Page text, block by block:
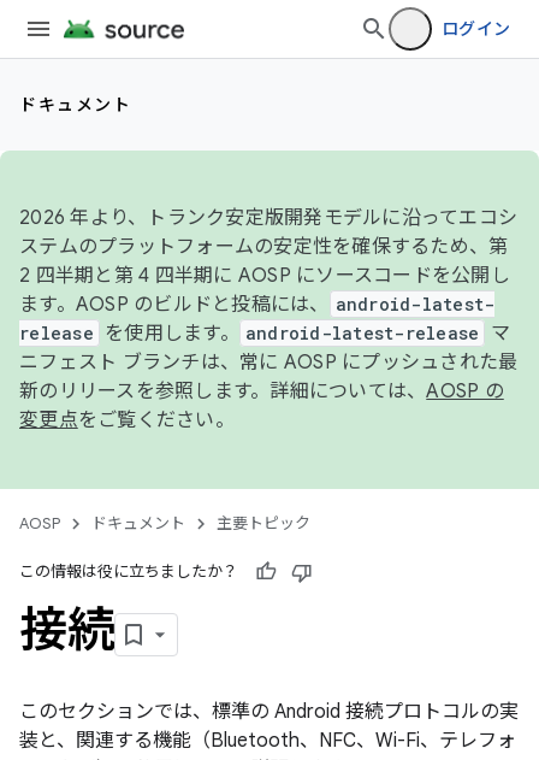
ログイン
ドキュメント
2026 年より、トランク安定版開発モデルに沿ってエコシ
ステムのプラットフォームの安定性を確保するため、第
2 四半期と第 4 四半期に AOSP にソースコードを公開し
ます。AOSP のビルドと投稿には、
android-latest-
release
を使用します。 android-latest-release
マ
ニフェスト ブランチは、常に AOSP にプッシュされた最
新のリリースを参照します。詳細については、AOSP の
変更点をご覧ください。
AOSP ドキュメント 主要トピック
この情報は役に立ちましたか？
接続
このセクションでは、標準の Android 接続プロトコルの実
装と、関連する機能（Bluetooth、NFC、Wi-Fi、テレフォ